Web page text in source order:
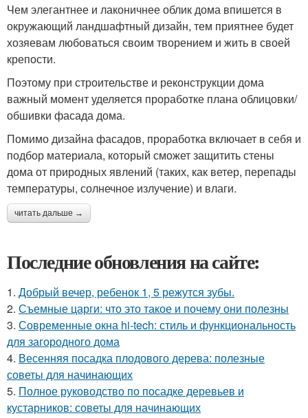
Чем элегантнее и лаконичнее облик дома впишется в
окружающий ландшафтный дизайн, тем приятнее будет
хозяевам любоваться своим творением и жить в своей
крепости.
Поэтому при строительстве и реконструкции дома
важный момент уделяется проработке плана облицовки/
обшивки фасада дома.
Помимо дизайна фасадов, проработка включает в себя и
подбор материала, который сможет защитить стены
дома от природных явлений (таких, как ветер, перепады
температуры, солнечное излучение) и влаги.
читать дальше →
Последние обновления на сайте:
1. Добрый вечер, ребенок 1, 5 режутся зубы.
2. Съемные царги: что это такое и почему они полезны
3. Современные окна hi-tech: стиль и функциональность
для загородного дома
4. Весенняя посадка плодового дерева: полезные
советы для начинающих
5. Полное руководство по посадке деревьев и
кустарников: советы для начинающих